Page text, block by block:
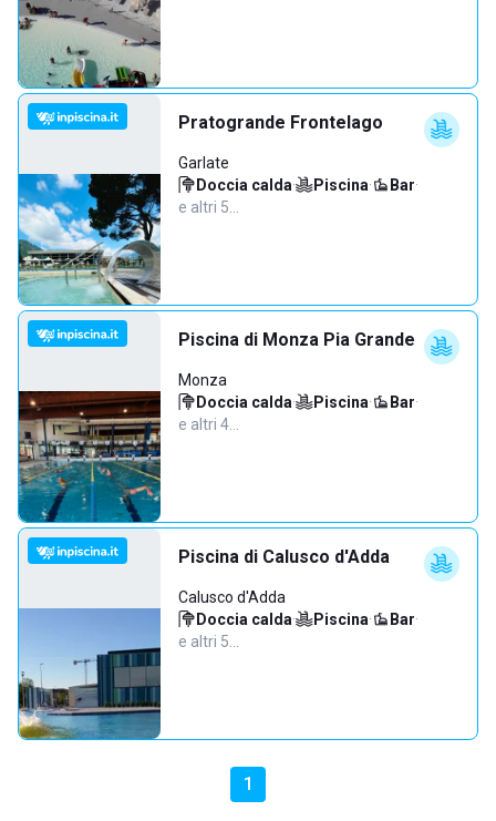
Pratogrande Frontelago
Garlate
Doccia calda· Piscina· Bar·
e altri 5…
Piscina di Monza Pia Grande
Monza
Doccia calda· Piscina· Bar·
e altri 4…
Piscina di Calusco d'Adda
Calusco d'Adda
Doccia calda· Piscina· Bar·
e altri 5…
1